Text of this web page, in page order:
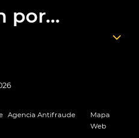
por...
Agencia Antifraude
Mapa
Web